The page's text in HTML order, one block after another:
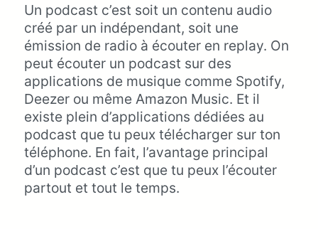
Un podcast c’est soit un contenu audio
créé par un indépendant, soit une
émission de radio à écouter en replay. On
peut écouter un podcast sur des
applications de musique comme Spotify,
Deezer ou même Amazon Music. Et il
existe plein d’applications dédiées au
podcast que tu peux télécharger sur ton
téléphone. En fait, l’avantage principal
d’un podcast c’est que tu peux l’écouter
partout et tout le temps.